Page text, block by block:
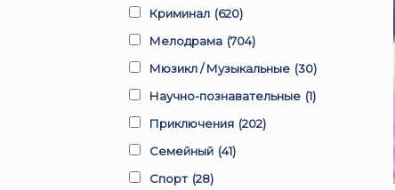
Криминал (620)
Мелодрама (704)
Мюзикл / Музыкальные (30)
Научно-познавательные (1)
Приключения (202)
Семейный (41)
Спорт (28)